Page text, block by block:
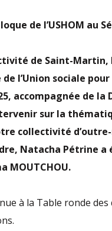
de l’USHOM au
de Saint-Martin,
de l’Union sociale
accompagnée de la
sur la
collectivité
Natacha Pétrine
MOUTCHOU.
à la Table ronde des